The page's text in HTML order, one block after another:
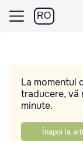
RO
La momentul
traducere, vă
minute.
Înapoi la